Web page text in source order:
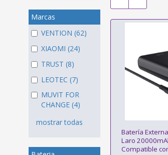
Marcas
VENTION (62)
XIAOMI (24)
TRUST (8)
LEOTEC (7)
MUVIT FOR
CHANGE (4)
mostrar todas
Batería
Laro
Compatible